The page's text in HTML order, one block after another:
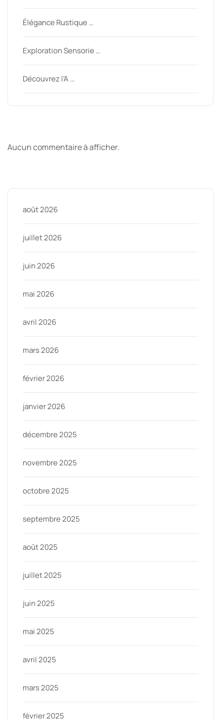
Élégance Rustique …
Exploration Sensorie …
Découvrez l’A …
Aucun commentaire à afficher.
août 2026
juillet 2026
juin 2026
mai 2026
avril 2026
mars 2026
février 2026
janvier 2026
décembre 2025
novembre 2025
octobre 2025
septembre 2025
août 2025
juillet 2025
juin 2025
mai 2025
avril 2025
mars 2025
février 2025